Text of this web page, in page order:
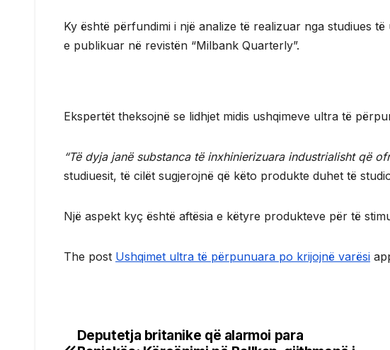
Ky është përfundimi i një analize të realizuar nga studiues
e publikuar në revistën “Milbank Quarterly”.
Ekspertët theksojnë se lidhjet midis ushqimeve ultra të
“Të dyja janë substanca të inxhinierizuara industrialisht që
studiuesit, të cilët sugjerojnë që këto produkte duhet të
Një aspekt kyç është aftësia e këtyre produkteve për të
The post Ushqimet ultra të përpunuara po krijojnë varësi
Post
Deputetja britanike që alarmoi para